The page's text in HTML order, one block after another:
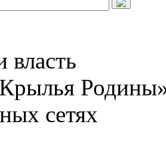
власть
сетях